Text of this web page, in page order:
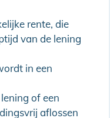
rente, die
van de lening
in een
of een
aflossen